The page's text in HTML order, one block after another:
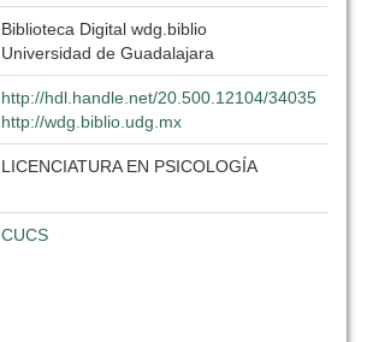
Biblioteca Digital wdg.biblio
Universidad de Guadalajara
http://hdl.handle.net/20.500.12104/34035
http://wdg.biblio.udg.mx
LICENCIATURA EN PSICOLOGÍA
CUCS